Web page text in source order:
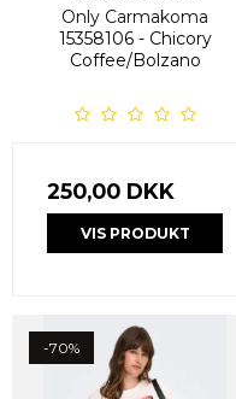
Only Carmakoma
15358106 - Chicory
Coffee/Bolzano
250,00 DKK
VIS PRODUKT
-70%